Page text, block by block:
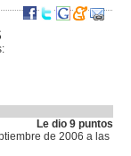
Le dio 9 puntos
de 2006 a las